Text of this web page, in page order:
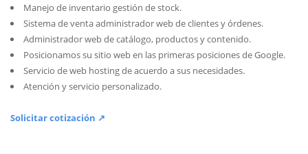
Manejo de inventario gestión de stock.
Sistema de venta administrador web de clientes y órdenes.
Administrador web de catálogo, productos y contenido.
Posicionamos su sitio web en las primeras posiciones de Google.
Servicio de web hosting de acuerdo a sus necesidades.
Atención y servicio personalizado.
Solicitar cotización ↗